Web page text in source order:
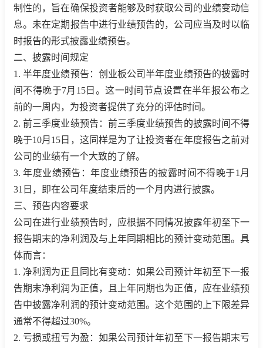
制性的，旨在确保投资者能够及时获取公司的业绩变动信
息。未在定期报告中进行业绩预告的，公司应当及时以临
时报告的形式披露业绩预告。
二、披露时间规定
1. 半年度业绩预告：创业板公司半年度业绩预告的披露时
间不得晚于7月15日。这一时间节点设置在半年报公布之
前的一周内，为投资者提供了充分的评估时间。
2. 前三季度业绩预告：前三季度业绩预告的披露时间不得
晚于10月15日，这同样是为了让投资者在年度报告之前对
公司的业绩有一个大致的了解。
3. 年度业绩预告：年度业绩预告的披露时间不得晚于1月
31日，即在公司年度结束后的一个月内进行披露。
三、预告内容要求
公司在进行业绩预告时，应根据不同情况披露年初至下一
报告期末的净利润及与上年同期相比的预计变动范围。具
体而言：
1. 净利润为正且同比有变动：如果公司预计年初至下一报
告期末净利润为正值，且上年同期也为正值，应在业绩预
告中披露净利润的预计变动范围。这个范围的上下限差异
通常不得超过30%。
2. 亏损或扭亏为盈：如果公司预计年初至下一报告期末亏